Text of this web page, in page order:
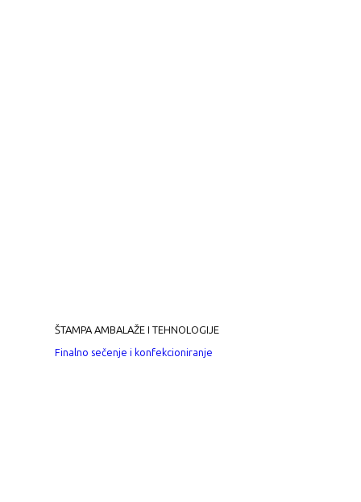
ŠTAMPA AMBALAŽE I TEHNOLOGIJE
Finalno sečenje i konfekcioniranje